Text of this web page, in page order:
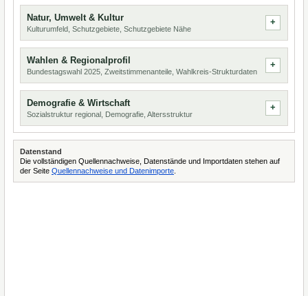
Natur, Umwelt & Kultur
Kulturumfeld, Schutzgebiete, Schutzgebiete Nähe
Wahlen & Regionalprofil
Bundestagswahl 2025, Zweitstimmenanteile, Wahlkreis-Strukturdaten
Demografie & Wirtschaft
Sozialstruktur regional, Demografie, Altersstruktur
Datenstand
Die vollständigen Quellennachweise, Datenstände und Importdaten stehen auf
der Seite Quellennachweise und Datenimporte